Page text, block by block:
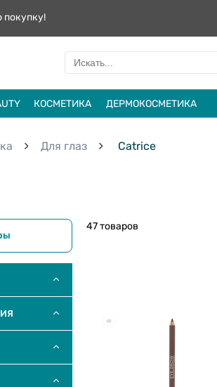
покупку!
КОСМЕТИКА ДЕРМОКОСМЕТИКА
Для глаз Catrice
47 товаров